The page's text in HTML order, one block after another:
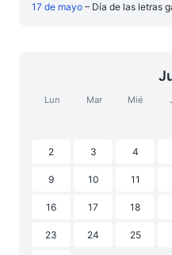
17 de mayo – Día de las letras
Lun Mar Mié
2 3 4
9 10 11
16 17 18
23 24 25